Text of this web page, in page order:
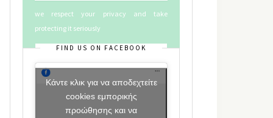
we respect your privacy and take
protecting it seriously
FIND US ON FACEBOOK
Κάντε κλικ για να αποδεχτείτε
cookies εμπορικής
προώθησης και να